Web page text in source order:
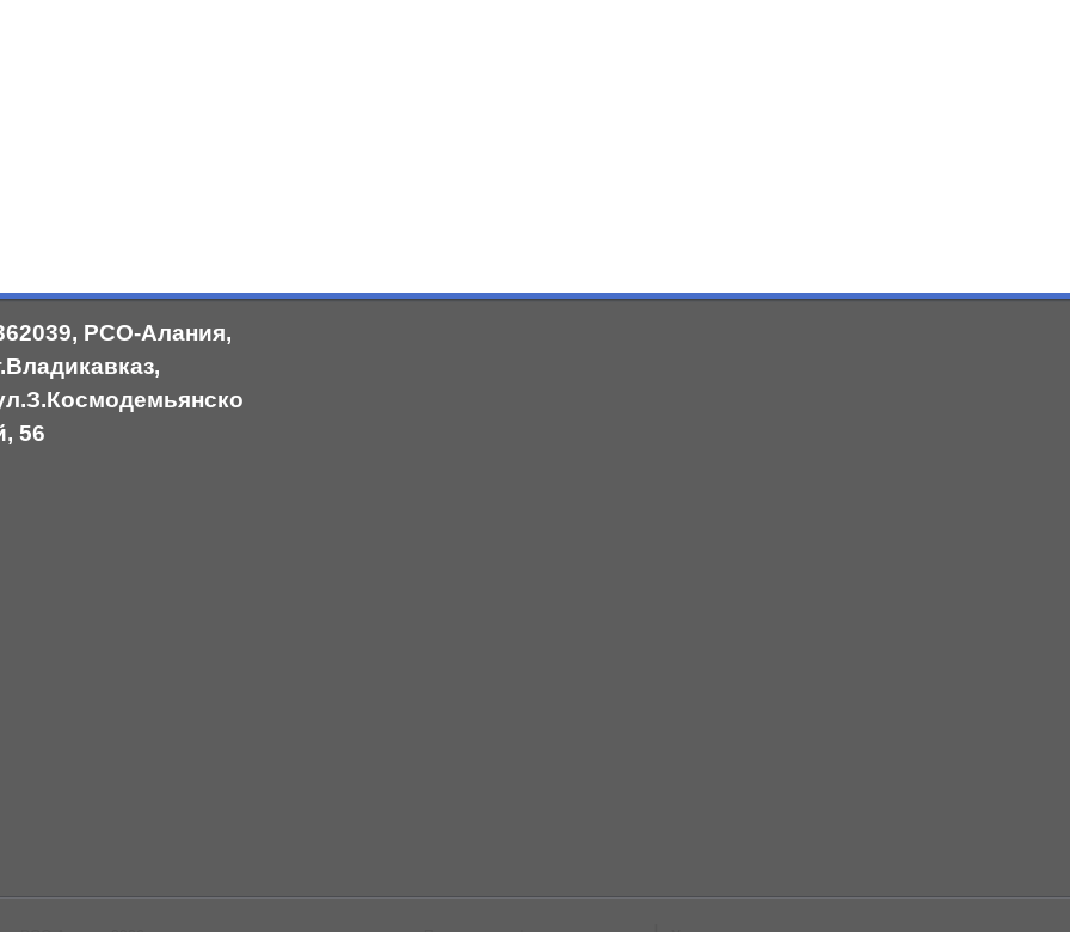
РСО-Алания,
56